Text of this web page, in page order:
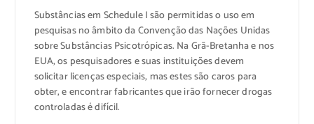
Substâncias em Schedule I são permitidas o uso em
pesquisas no âmbito da Convenção das Nações Unidas
sobre Substâncias Psicotrópicas. Na Grã-Bretanha e nos
EUA, os pesquisadores e suas instituições devem
solicitar licenças especiais, mas estes são caros para
obter, e encontrar fabricantes que irão fornecer drogas
controladas é difícil.